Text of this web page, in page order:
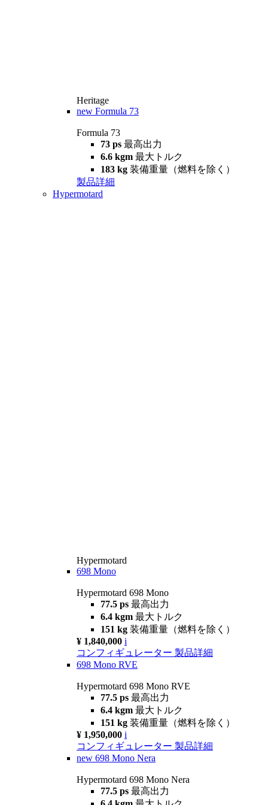
Heritage
new Formula 73
Formula 73
73 ps 最高出力
6.6 kgm 最大トルク
183 kg 装備重量（燃料を除く）
製品詳細
Hypermotard
Hypermotard
698 Mono
Hypermotard 698 Mono
77.5 ps 最高出力
6.4 kgm 最大トルク
151 kg 装備重量（燃料を除く）
¥ 1,840,000 i
コンフィギュレーター 製品詳細
698 Mono RVE
Hypermotard 698 Mono RVE
77.5 ps 最高出力
6.4 kgm 最大トルク
151 kg 装備重量（燃料を除く）
¥ 1,950,000 i
コンフィギュレーター 製品詳細
new 698 Mono Nera
Hypermotard 698 Mono Nera
77.5 ps 最高出力